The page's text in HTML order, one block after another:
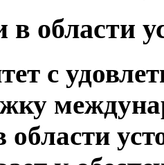
в области
с
области